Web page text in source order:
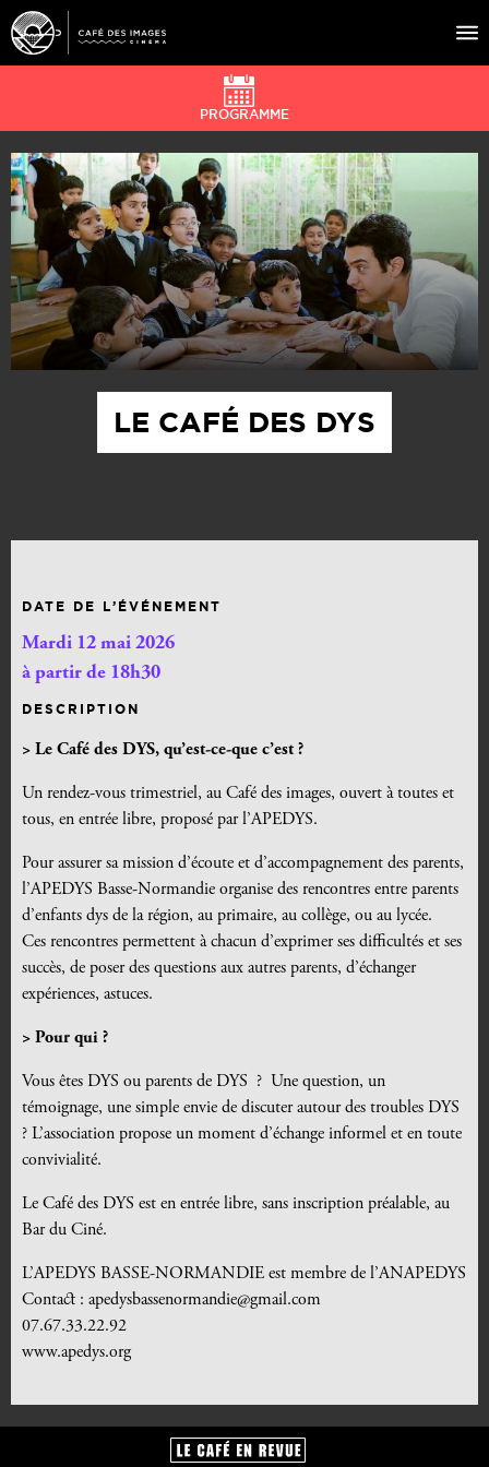
À L’AFFICHE
ÉVÉNEMENTS
CAFÉ DU CINÉ
PRATIQUE
ÉDUCATION AUX IMAGES
PROGRAMME
LE CAFÉ DES DYS
DATE DE L’ÉVÉNEMENT
Mardi 12 mai 2026
à partir de 18h30
DESCRIPTION
> Le Café des DYS, qu’est-ce-que c’est ?
Un rendez-vous trimestriel, au Café des images, ouvert à toutes et
tous, en entrée libre, proposé par l’APEDYS.
Pour assurer sa mission d’écoute et d’accompagnement des parents,
l’APEDYS Basse-Normandie organise des rencontres entre parents
d’enfants dys de la région, au primaire, au collège, ou au lycée.
Ces rencontres permettent à chacun d’exprimer ses difficultés et ses
succès, de poser des questions aux autres parents, d’échanger
expériences, astuces.
> Pour qui ?
Vous êtes DYS ou parents de DYS ? Une question, un
témoignage, une simple envie de discuter autour des troubles DYS
? L’association propose un moment d’échange informel et en toute
convivialité.
Le Café des DYS est en entrée libre, sans inscription préalable, au
Bar du Ciné.
L’APEDYS BASSE-NORMANDIE est membre de l’ANAPEDYS
Contact : apedysbassenormandie@gmail.com
07.67.33.22.92
www.apedys.org